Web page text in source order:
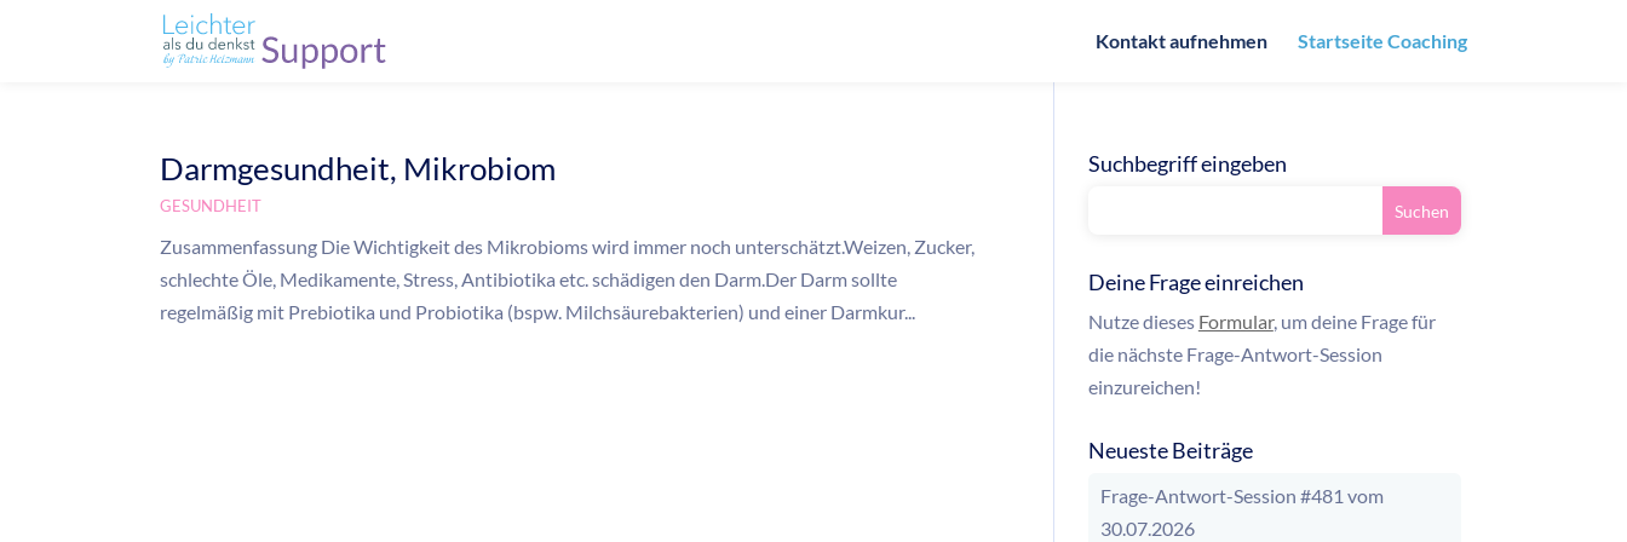
Kontakt aufnehmen Startseite Coaching
Darmgesundheit, Mikrobiom
GESUNDHEIT
Zusammenfassung Die Wichtigkeit des Mikrobioms wird immer noch unterschätzt.Weizen, Zucker,
schlechte Öle, Medikamente, Stress, Antibiotika etc. schädigen den Darm.Der Darm sollte
regelmäßig mit Prebiotika und Probiotika (bspw. Milchsäurebakterien) und einer Darmkur...
Suchbegriff eingeben
Deine Frage einreichen
Nutze dieses Formular, um deine Frage für
die nächste Frage-Antwort-Session
einzureichen!
Neueste Beiträge
Frage-Antwort-Session #481 vom
30.07.2026